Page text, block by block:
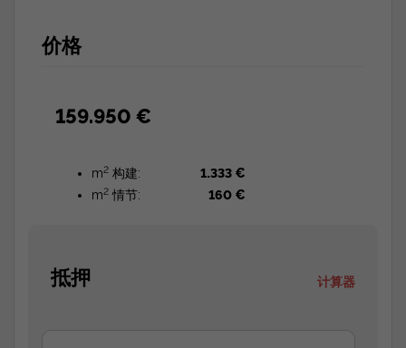
价格
159.950 €
m2 构建:
1.333 €
m2 情节: 160 €
抵押 计算器